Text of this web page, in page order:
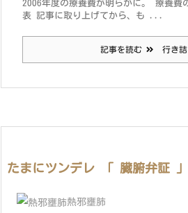
2006年度の療養費が明らかに。 療養費
表 記事に取り上げてから、も ...
記事を読む 行き
たまにツンデレ 「 臓腑弁証 」
熱邪壅肺